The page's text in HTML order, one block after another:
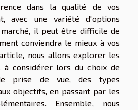
dans la qualité de vos
avec une variété d'options
il peut être difficile de
conviendra le mieux à vos
nous allons explorer les
à considérer lors du choix de
prise de vue, des types
objectifs, en passant par les
Ensemble, nous